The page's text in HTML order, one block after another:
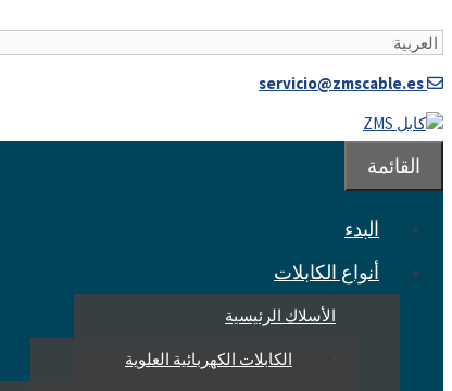
الى
servicio@zmscable.es
القائمة
البدء
أنواع الكابلات
الأسلاك الرئيسية
الكابلات الكهربائية العلوية